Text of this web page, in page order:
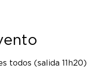
todos (salida 11h20)